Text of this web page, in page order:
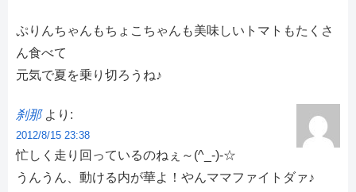
ぷりんちゃんもちょこちゃんも美味しいトマトもたくさ
ん食べて
元気で夏を乗り切ろうね♪
刹那 より:
2012/8/15 23:38
忙しく走り回っているのねぇ～(^_-)-☆
うんうん、動ける内が華よ！やんママファイトダァ♪